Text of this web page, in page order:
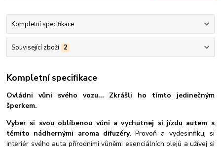
Kompletní specifikace
Související zboží 2
Kompletní specifikace
Ovládni vůni svého vozu... Zkrášli ho tímto jedinečným
šperkem.
Vyber si svou oblíbenou vůni a vychutnej si jízdu autem s
těmito nádhernými aroma difuzéry. Provoň a vydesinfikuj si
interiér svého auta přírodními vůněmi esenciálních olejů a užívej si